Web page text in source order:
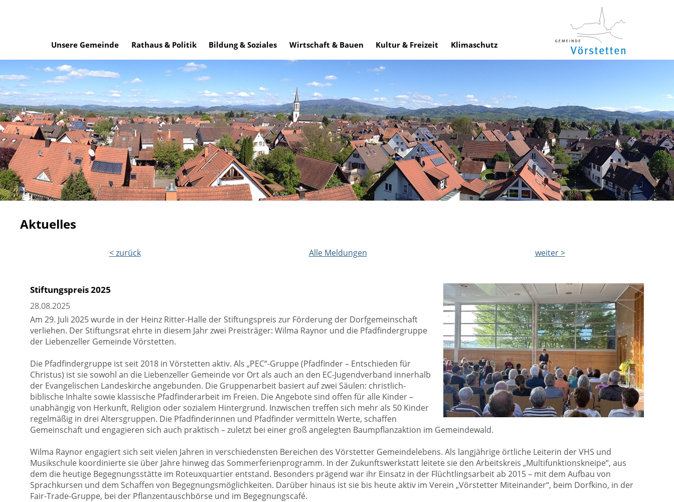
Unsere Gemeinde Rathaus & Politik Bildung & Soziales Wirtschaft & Bauen Kultur & Freizeit Klimaschutz
Aktuelles
< zurück Alle Meldungen weiter >
Stiftungspreis 2025
28.08.2025
Am 29. Juli 2025 wurde in der Heinz Ritter-Halle der Stiftungspreis zur Förderung der Dorfgemeinschaft
verliehen. Der Stiftungsrat ehrte in diesem Jahr zwei Preisträger: Wilma Raynor und die Pfadfindergruppe
der Liebenzeller Gemeinde Vörstetten.
Die Pfadfindergruppe ist seit 2018 in Vörstetten aktiv. Als „PEC“-Gruppe (Pfadfinder – Entschieden für
Christus) ist sie sowohl an die Liebenzeller Gemeinde vor Ort als auch an den EC-Jugendverband innerhalb
der Evangelischen Landeskirche angebunden. Die Gruppenarbeit basiert auf zwei Säulen: christlich-
biblische Inhalte sowie klassische Pfadfinderarbeit im Freien. Die Angebote sind offen für alle Kinder –
unabhängig von Herkunft, Religion oder sozialem Hintergrund. Inzwischen treffen sich mehr als 50 Kinder
regelmäßig in drei Altersgruppen. Die Pfadfinderinnen und Pfadfinder vermitteln Werte, schaffen
Gemeinschaft und engagieren sich auch praktisch – zuletzt bei einer groß angelegten Baumpflanzaktion im Gemeindewald.
Wilma Raynor engagiert sich seit vielen Jahren in verschiedensten Bereichen des Vörstetter Gemeindelebens. Als langjährige örtliche Leiterin der VHS und
Musikschule koordinierte sie über Jahre hinweg das Sommerferienprogramm. In der Zukunftswerkstatt leitete sie den Arbeitskreis „Multifunktionskneipe“, aus
dem die heutige Begegnungsstätte im Roteuxquartier entstand. Besonders prägend war ihr Einsatz in der Flüchtlingsarbeit ab 2015 – mit dem Aufbau von
Sprachkursen und dem Schaffen von Begegnungsmöglichkeiten. Darüber hinaus ist sie bis heute aktiv im Verein „Vörstetter Miteinander“, beim Dorfkino, in der
Fair-Trade-Gruppe, bei der Pflanzentauschbörse und im Begegnungscafé.